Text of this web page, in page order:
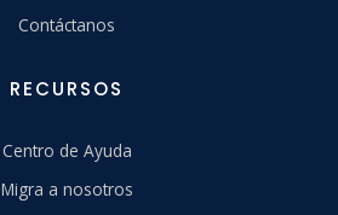
Contáctanos
RECURSOS
Centro de Ayuda
Migra a nosotros